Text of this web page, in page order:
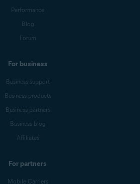
Performance
Blog
Forum
For business
Business support
Business products
Business partners
Business blog
Affiliates
For partners
Mobile Carriers